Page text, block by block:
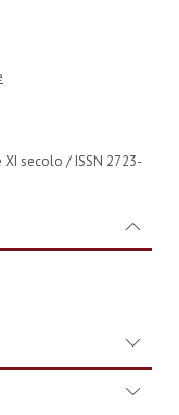
secolo / ISSN 2723-